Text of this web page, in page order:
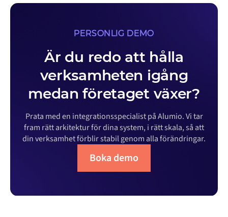
PERSONLIG DEMO
Är du redo att hålla
verksamheten igång
medan företaget växer?
Prata med en integrationsspecialist på Alumio. Vi tar
fram rätt arkitektur för dina system, i rätt skala, så att
din verksamhet förblir stabil genom alla förändringar.
Boka demo